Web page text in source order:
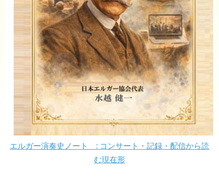
エルガー演奏史ノート : コンサート・記録・配信から読
む現在形